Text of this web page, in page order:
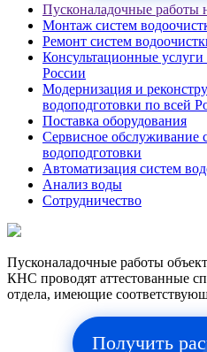
Пусконаладочные работы
Монтаж систем
Ремонт систем
Консультационные
России
Модернизация и
водоподготовки по всей
Поставка оборудования
Сервисное обслуживание
водоподготовки
Автоматизация систем
Анализ воды
Сотрудничество
Пусконаладочные работы
КНС проводят аттестованные
отдела, имеющие
Получить